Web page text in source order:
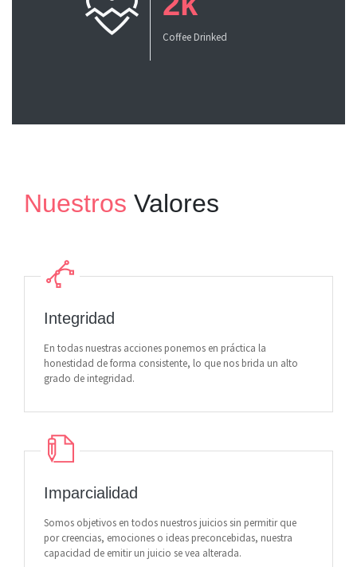
Coffee Drinked
Nuestros Valores
Integridad
En todas nuestras acciones ponemos en práctica la
honestidad de forma consistente, lo que nos brida un alto
grado de integridad.
Imparcialidad
Somos objetivos en todos nuestros juicios sin permitir que
por creencias, emociones o ideas preconcebidas, nuestra
capacidad de emitir un juicio se vea alterada.